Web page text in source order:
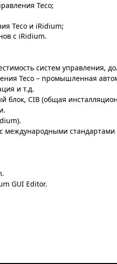
Teco;
Teco и iRidium;
с iRidium.
систем управления,
Teco – промышленная
и т.д.
блок, CIB (общая
международными стандартами
GUI Editor.